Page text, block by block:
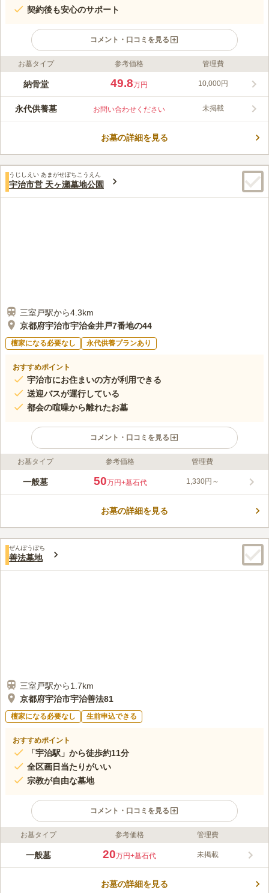
契約後も安心のサポート
コメント・口コミを見る
ライフドット編集部のコメント
曹洞宗の靖國寺が管理する納骨墓です。創建以来、全国各地の戦
派な山門を抜けると、丁寧に掃除された境内に納骨墓が安置され
ています。陽当たりが良く、暖かい陽射しを浴びながらお墓参り
ム」など複数の観光スポットがあり、お墓参りの後に家族で立ち
この霊園はまだ誰からも評価されていません。
お墓タイプ 参考価格 管理費
納骨堂 49.8万円 10,000円
永代供養墓 お問い合わせください 未掲載
お墓の詳細を見る
うじしえい あまがせぼちこうえん
宇治市営 天ヶ瀬墓地公園
三室戸駅から4.3km
京都府宇治市宇治金井戸7番地の44
檀家になる必要なし 永代供養プランあり
おすすめポイント
宇治市にお住まいの方が利用できる
送迎バスが運行している
都会の喧噪から離れたお墓
コメント・口コミを見る
ライフドット編集部のコメント
都会の喧噪から離れた自然豊かで閑静な場所にあり、落ち着いて
す。送迎バスも運行しているので、車がない方でも気軽にお参り
口コミ評価
みんなの評価
40代女性
お彼岸の日には、霊園駐車場に宇治市内の作業所が店を出してい
お墓タイプ 参考価格 管理費
一般墓 50万円+墓石代 1,330円～
お墓の詳細を見る
ぜんぽうぼち
善法墓地
三室戸駅から1.7km
京都府宇治市宇治善法81
檀家になる必要なし 生前申込できる
おすすめポイント
「宇治駅」から徒歩約11分
全区画日当たりがいい
宗教が自由な墓地
コメント・口コミを見る
ライフドット編集部のコメント
宇治の山を見渡せるほど開放的で、周りに建物もなく風通しがい
申し込むことができるのも魅力的です。駐車場も完備されてお
お墓タイプ 参考価格 管理費
一般墓 20万円+墓石代 未掲載
お墓の詳細を見る